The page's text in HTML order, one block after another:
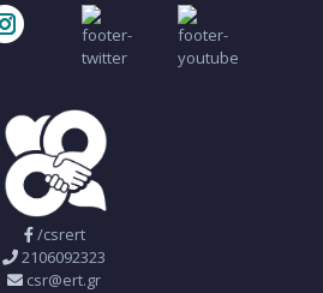
/csrert
2106092323
csr@ert.gr